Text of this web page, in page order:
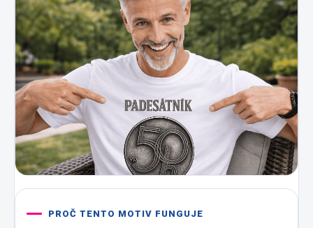
PROČ TENTO MOTIV FUNGUJE